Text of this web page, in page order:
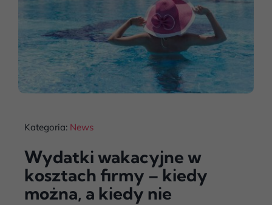
Kategoria: News
Wydatki wakacyjne w
kosztach firmy – kiedy
można, a kiedy nie